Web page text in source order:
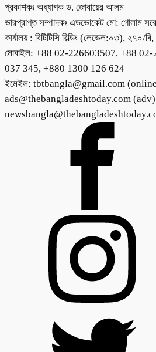
প্রকাশকঃ অধ্যাপক ড. জোবায়ের আলম
ভারপ্রাপ্ত সম্পাদকঃ এডভোকেট মো: গোলাম
কার্যালয় : বিটিটিসি বিল্ডিং (লেভেল:০৩),
মোবাইল: +88 02-226603507, +88
037 345, +880 1300 126 624
ইমেইল: tbtbangla@gmail.com
ads@thebangladeshtoday.com (adv)